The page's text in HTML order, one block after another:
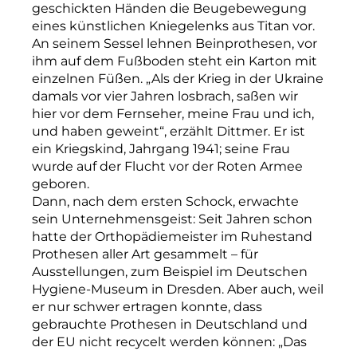
geschickten Händen die Beugebewegung
eines künstlichen Kniegelenks aus Titan vor.
An seinem Sessel lehnen Beinprothesen, vor
ihm auf dem Fußboden steht ein Karton mit
einzelnen Füßen. „Als der Krieg in der Ukraine
damals vor vier Jahren losbrach, saßen wir
hier vor dem Fernseher, meine Frau und ich,
und haben geweint“, erzählt Dittmer. Er ist
ein Kriegskind, Jahrgang 1941; seine Frau
wurde auf der Flucht vor der Roten Armee
geboren.
Dann, nach dem ersten Schock, erwachte
sein Unternehmensgeist: Seit Jahren schon
hatte der Orthopädiemeister im Ruhestand
Prothesen aller Art gesammelt – für
Ausstellungen, zum Beispiel im Deutschen
Hygiene-Museum in Dresden. Aber auch, weil
er nur schwer ertragen konnte, dass
gebrauchte Prothesen in Deutschland und
der EU nicht recycelt werden können: „Das